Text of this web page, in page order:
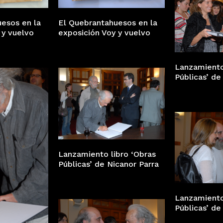
en la
vuelvo
El Quebrantahuesos en la
exposición Voy y vuelvo
Públicas’
Lanzamiento libro ‘Obras
Públicas’ de Nicanor Parra
Públicas’